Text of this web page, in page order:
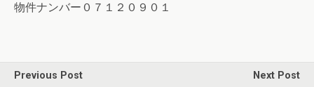
物件ナンバー０７１２０９０１
Previous Post
Next Post